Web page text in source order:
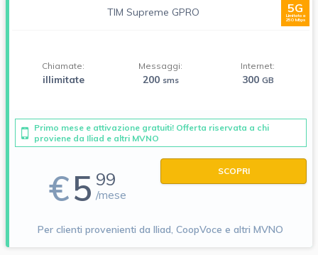
TIM Supreme GPRO 5G
Limitato a
250 Mbps
Chiamate:
illimitate
Messaggi:
200 sms
Internet:
300 GB
Primo mese e attivazione gratuiti! Offerta riservata a chi
proviene da Iliad e altri MVNO
€5 99
/mese
SCOPRI
Per clienti provenienti da Iliad, CoopVoce e altri MVNO